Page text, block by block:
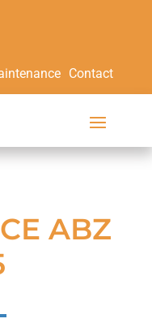
Contact
ABZ